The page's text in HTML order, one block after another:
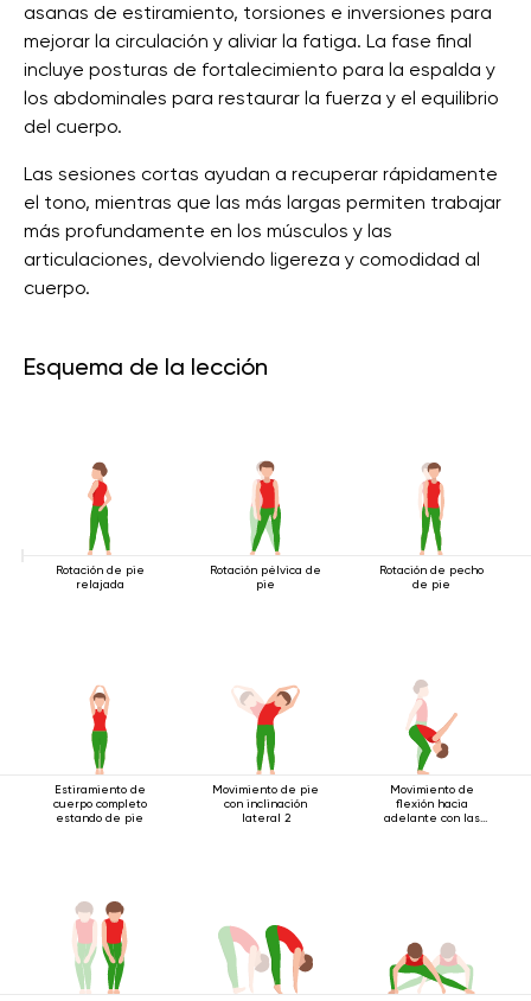
asanas de estiramiento, torsiones e inversiones para
mejorar la circulación y aliviar la fatiga. La fase final
incluye posturas de fortalecimiento para la espalda y
los abdominales para restaurar la fuerza y ​​el equilibrio
del cuerpo.
Las sesiones cortas ayudan a recuperar rápidamente
el tono, mientras que las más largas permiten trabajar
más profundamente en los músculos y las
articulaciones, devolviendo ligereza y comodidad al
cuerpo.
Esquema de la lección
Rotación de pie
relajada
Rotación pélvica de
pie
Rotación de pecho
de pie
Estiramiento de
cuerpo completo
estando de pie
Movimiento de pie
con inclinación
lateral 2
Movimiento de
flexión hacia
adelante con las